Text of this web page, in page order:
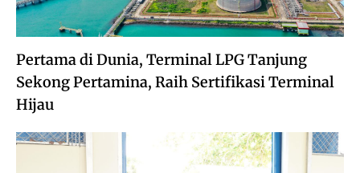
Pertama di Dunia, Terminal LPG Tanjung
Sekong Pertamina, Raih Sertifikasi Terminal
Hijau